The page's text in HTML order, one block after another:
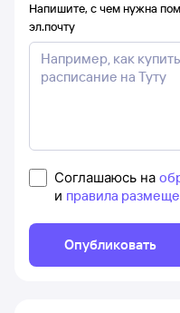
Напишите, с чем нужна
эл.почту
Соглашаюсь на
и правила
Опубликовать